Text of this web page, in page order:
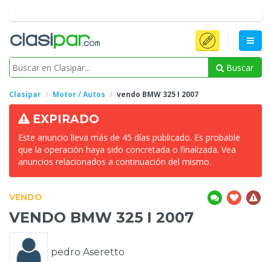
Buscar
Clasipar Motor / Autos vendo BMW 325 I 2007
EXPIRADO
Este anuncio lleva más de 45 días publicado. Es probable
que la operación haya sido concretada o finalizada. Vea
anuncios relacionados a continuación del mismo.
VENDO
VENDO BMW 325 I 2007
pedro Aseretto